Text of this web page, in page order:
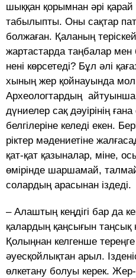
шыққан қо­­рым­­­­­­­­нан әрі
табылыпты. Оны сақтар
бол­жаған. Қаланың
жартастарда таңбалар
нені көрсетеді? Бұл әлі
хының жер қойнауында мол
Ар­хео­логтардың
дүниелер сақ дә­уі­­рінің
белгілеріне келеді екен.
ріктер мәдениетіне
қат-қат қазыналар, міне,
өмірінде шаршамай,
солардың арасынан іздеді.
– Алаштың кеңдігі бар да
қа­лардың қаңсығын таңсық
Қолыңнан кел­­генше
әуесқойлықтан арыл.
өлкетану болуы керек.